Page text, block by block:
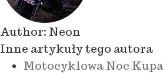
Author: Neon
Inne artykuły tego autora
Motocyklowa Noc